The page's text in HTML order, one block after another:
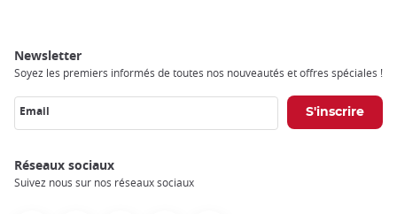
Newsletter
Soyez les premiers informés de toutes nos nouveautés et offres spéciales !
Email
Réseaux sociaux
Suivez nous sur nos réseaux sociaux